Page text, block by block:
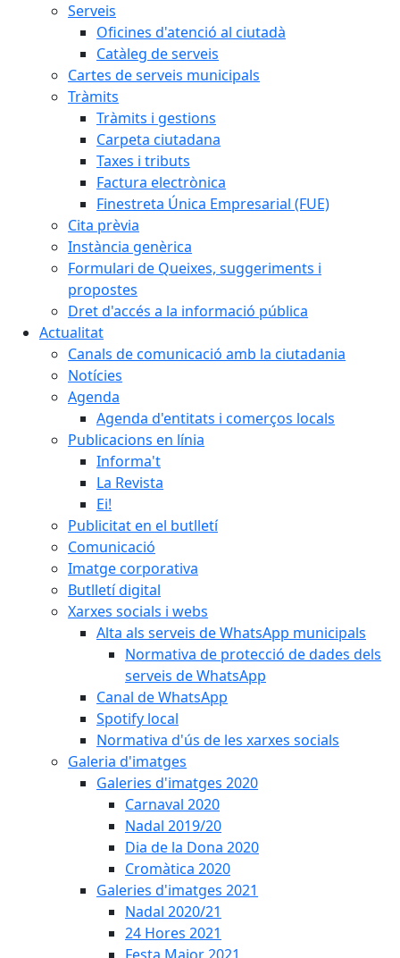
Serveis
Oficines d'atenció al ciutadà
Catàleg de serveis
Cartes de serveis municipals
Tràmits
Tràmits i gestions
Carpeta ciutadana
Taxes i tributs
Factura electrònica
Finestreta Única Empresarial (FUE)
Cita prèvia
Instància genèrica
Formulari de Queixes, suggeriments i
propostes
Dret d'accés a la informació pública
Actualitat
Canals de comunicació amb la ciutadania
Notícies
Agenda
Agenda d'entitats i comerços locals
Publicacions en línia
Informa't
La Revista
Ei!
Publicitat en el butlletí
Comunicació
Imatge corporativa
Butlletí digital
Xarxes socials i webs
Alta als serveis de WhatsApp municipals
Normativa de protecció de dades dels
serveis de WhatsApp
Canal de WhatsApp
Spotify local
Normativa d'ús de les xarxes socials
Galeria d'imatges
Galeries d'imatges 2020
Carnaval 2020
Nadal 2019/20
Dia de la Dona 2020
Cromàtica 2020
Galeries d'imatges 2021
Nadal 2020/21
24 Hores 2021